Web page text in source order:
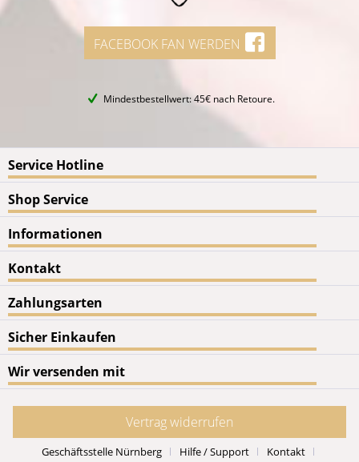
FACEBOOK FAN WERDEN
Mindestbestellwert: 45€ nach Retoure.
Service Hotline
Shop Service
Informationen
Kontakt
Zahlungsarten
Sicher Einkaufen
Wir versenden mit
Vertrag widerrufen
Geschäftsstelle Nürnberg Hilfe / Support Kontakt